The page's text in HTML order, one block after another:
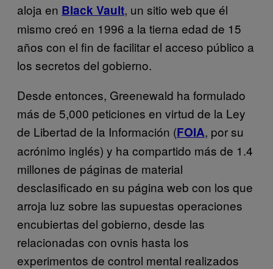
aloja en Black Vault, un sitio web que él
mismo creó en 1996 a la tierna edad de 15
años con el fin de facilitar el acceso público a
los secretos del gobierno.
Desde entonces, Greenewald ha formulado
más de 5,000 peticiones en virtud de la Ley
de Libertad de la Información (FOIA, por su
acrónimo inglés) y ha compartido más de 1.4
millones de páginas de material
desclasificado en su página web con los que
arroja luz sobre las supuestas operaciones
encubiertas del gobierno, desde las
relacionadas con ovnis hasta los
experimentos de control mental realizados